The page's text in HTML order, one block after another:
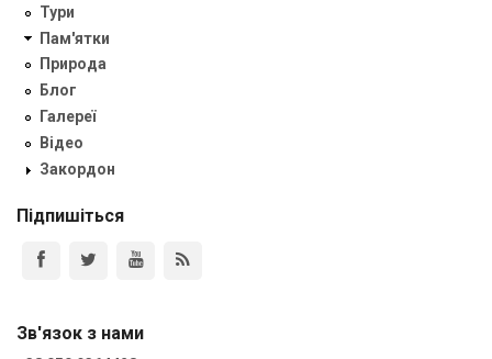
Тури
Пам'ятки
Природа
Блог
Галереї
Відео
Закордон
Підпишіться
Зв'язок з нами